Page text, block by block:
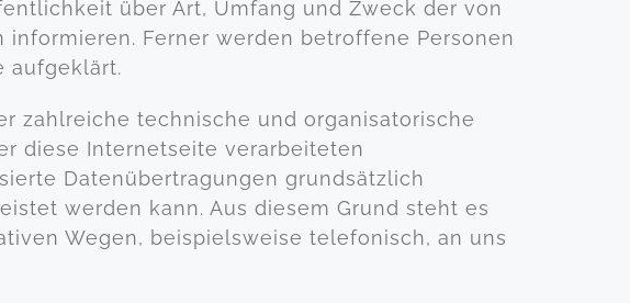
über Art, Umfang und Zweck der von
Ferner werden betroffene Personen
aufgeklärt.
zahlreiche technische und organisatorische
diese Internetseite verarbeiteten
Datenübertragungen grundsätzlich
werden kann. Aus diesem Grund steht es
Wegen, beispielsweise telefonisch, an uns